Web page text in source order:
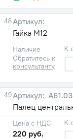
48
Гайка М12
Наличие
Обратитесь к
консультанту
К
49
Палец
Цена с НДС
220 руб.
К